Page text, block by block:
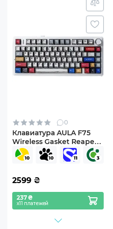
0
Клавиатура AULA F75
Wireless Gasket Reaper
Switch Comic
(6978080501578)
2599 ₴
237 ₴
х11 платежей